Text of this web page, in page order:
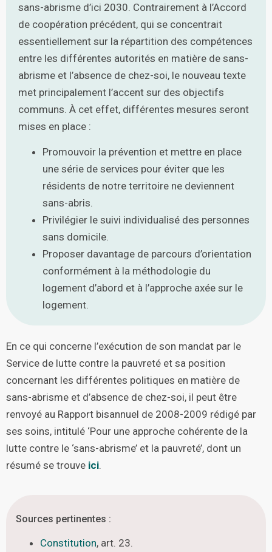
sans-abrisme d’ici 2030. Contrairement à l’Accord
de coopération précédent, qui se concentrait
essentiellement sur la répartition des compétences
entre les différentes autorités en matière de sans-
abrisme et l’absence de chez-soi, le nouveau texte
met principalement l’accent sur des objectifs
communs. À cet effet, différentes mesures seront
mises en place :
Promouvoir la prévention et mettre en place
une série de services pour éviter que les
résidents de notre territoire ne deviennent
sans-abris.
Privilégier le suivi individualisé des personnes
sans domicile.
Proposer davantage de parcours d’orientation
conformément à la méthodologie du
logement d’abord et à l’approche axée sur le
logement.
En ce qui concerne l’exécution de son mandat par le
Service de lutte contre la pauvreté et sa position
concernant les différentes politiques en matière de
sans-abrisme et d’absence de chez-soi, il peut être
renvoyé au Rapport bisannuel de 2008-2009 rédigé par
ses soins, intitulé ‘Pour une approche cohérente de la
lutte contre le ‘sans-abrisme’ et la pauvreté’, dont un
résumé se trouve ici.
Sources pertinentes :
Constitution, art. 23.